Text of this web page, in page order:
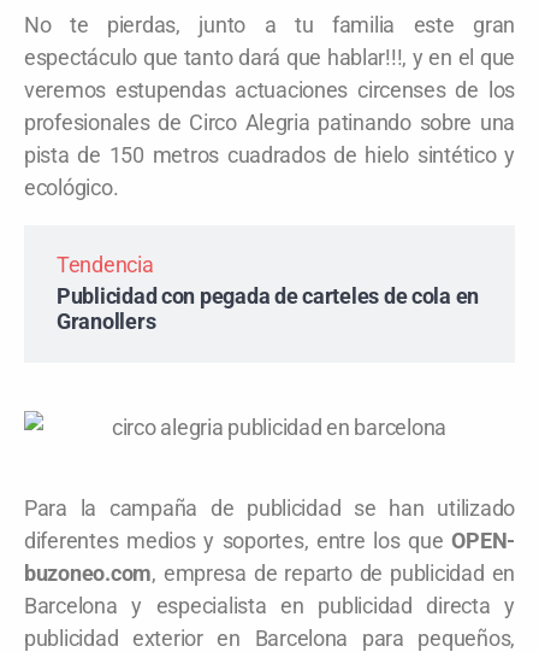
No te pierdas, junto a tu familia este gran
espectáculo que tanto dará que hablar!!!, y en el que
veremos estupendas actuaciones circenses de los
profesionales de Circo Alegria patinando sobre una
pista de 150 metros cuadrados de hielo sintético y
ecológico.
Tendencia
Publicidad con pegada de carteles de cola en
Granollers
Para la campaña de publicidad se han utilizado
diferentes medios y soportes, entre los queOPEN-
buzoneo.com, empresa de reparto de publicidad en
Barcelona y especialista en publicidad directa y
publicidad exterior en Barcelona para pequeños,